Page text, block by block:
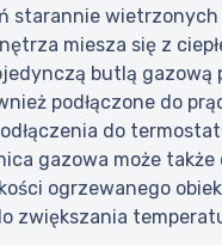
miesza się z
butlą gazową
podłączone do
do
gazowa może
ogrzewanego
zwiększania